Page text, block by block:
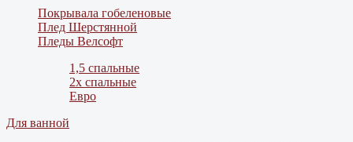
Покрывала гобеленовые
Плед Шерстянной
Пледы Велсофт
1,5 спальные
2х спальные
Евро
Для ванной